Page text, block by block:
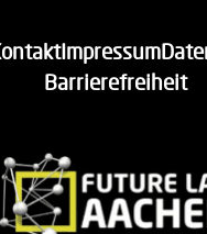
Impressum
Barrierefreiheit